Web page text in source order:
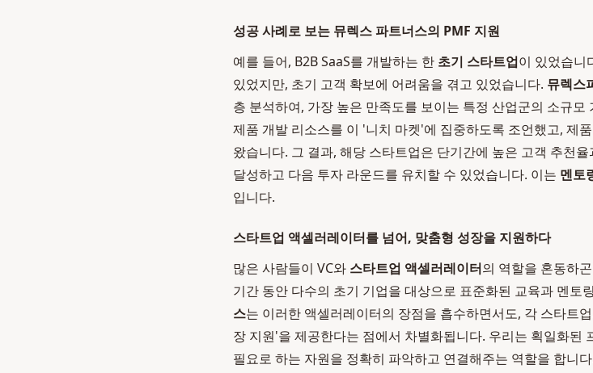
성공 사례로 보는 뮤렉스 파트너스의 PMF 지원
예를 들어, B2B SaaS를 개발하는 한 초기 스타트업이 있었습니
있었지만, 초기 고객 확보에 어려움을 겪고 있었습니다. 뮤렉스
층 분석하여, 가장 높은 만족도를 보이는 특정 산업군의 소규
제품 개발 리소스를 이 '니치 마켓'에 집중하도록 조언했고, 제
왔습니다. 그 결과, 해당 스타트업은 단기간에 높은 고객 추천
달성하고 다음 투자 라운드를 유치할 수 있었습니다. 이는 멘토
입니다.
스타트업 액셀러레이터를 넘어, 맞춤형 성장을 지원하다
많은 사람들이 VC와 스타트업 액셀러레이터의 역할을 혼동하
기간 동안 다수의 초기 기업을 대상으로 표준화된 교육과 멘토
스는 이러한 액셀러레이터의 장점을 흡수하면서도, 각 스타트
장 지원'을 제공한다는 점에서 차별화됩니다. 우리는 획일화된
필요로 하는 자원을 정확히 파악하고 연결해주는 역할을 합니